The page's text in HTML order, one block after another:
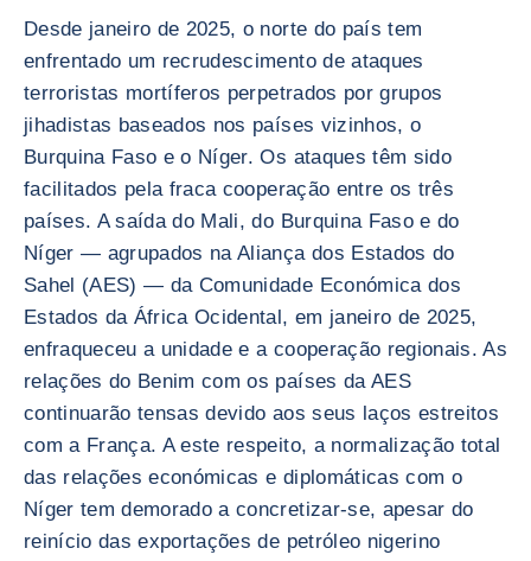
Desde janeiro de 2025, o norte do país tem
enfrentado um recrudescimento de ataques
terroristas mortíferos perpetrados por grupos
jihadistas baseados nos países vizinhos, o
Burquina Faso e o Níger. Os ataques têm sido
facilitados pela fraca cooperação entre os três
países. A saída do Mali, do Burquina Faso e do
Níger — agrupados na Aliança dos Estados do
Sahel (AES) — da Comunidade Económica dos
Estados da África Ocidental, em janeiro de 2025,
enfraqueceu a unidade e a cooperação regionais. As
relações do Benim com os países da AES
continuarão tensas devido aos seus laços estreitos
com a França. A este respeito, a normalização total
das relações económicas e diplomáticas com o
Níger tem demorado a concretizar-se, apesar do
reinício das exportações de petróleo nigerino